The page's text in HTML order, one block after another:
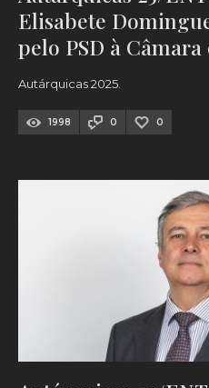
Elisabete
pelo PSD à Câmara
Autárquicas 2025.
1998 0 0